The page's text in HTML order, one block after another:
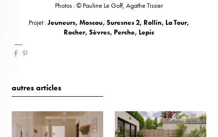
Photos : © Pauline Le Goff, Agathe Tissier
Projet :Jeuneurs, Moscou, Suresnes 2, Rollin, La Tour,
Rocher, Sèvres, Perche, Lepic
autres articles